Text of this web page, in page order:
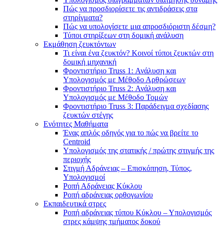
Πώς να προσδιορίσετε τις αντιδράσεις στα
στηρίγματα?
Πώς να υπολογίσετε μια απροσδιόριστη δέσμη?
Τύποι στηρίξεων στη δομική ανάλυση
Εκμάθηση ζευκτόντων
Τι είναι ένα ζευκτόν? Κοινοί τύποι ζευκτών στη
δομική μηχανική
Φροντιστήριο Truss 1: Ανάλυση και
Υπολογισμός με Μέθοδο Αρθρώσεων
Φροντιστήριο Truss 2: Ανάλυση και
Υπολογισμός με Μέθοδο Τομών
Φροντιστήριο Truss 3: Παράδειγμα σχεδίασης
ζευκτών στέγης
Ενότητες Μαθήματα
Ένας απλός οδηγός για το πώς να βρείτε το
Centroid
Υπολογισμός της στατικής / πρώτης στιγμής της
περιοχής
Στιγμή Αδράνειας – Επισκόπηση, Τύπος,
Υπολογισμοί
Ροπή Αδράνειας Κύκλου
Ροπή αδράνειας ορθογωνίου
Εκπαιδευτικά στρες
Ροπή αδράνειας τύπου Κύκλου – Υπολογισμός
στρες κάμψης τμήματος δοκού